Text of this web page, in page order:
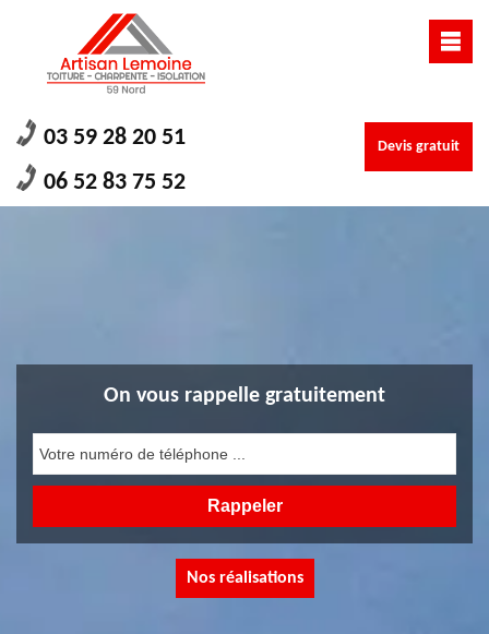
03 59 28 20 51
06 52 83 75 52
Devis gratuit
On vous rappelle gratuitement
Nos réalisations